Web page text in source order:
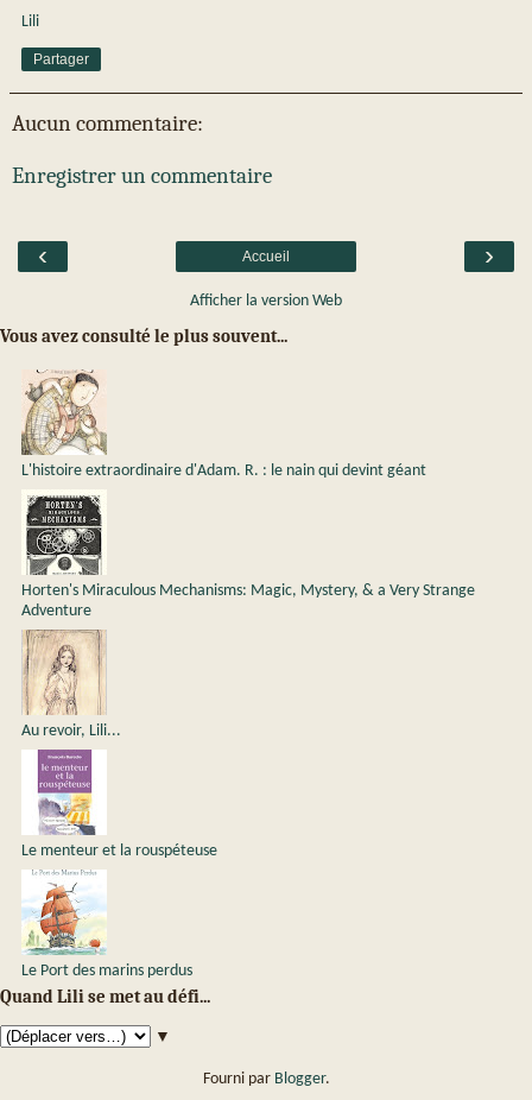
Lili
Partager
Aucun commentaire:
Enregistrer un commentaire
‹ ›
Accueil
Afficher la version Web
Vous avez consulté le plus souvent...
L'histoire extraordinaire d'Adam. R. : le nain qui devint géant
Horten's Miraculous Mechanisms: Magic, Mystery, & a Very Strange
Adventure
Au revoir, Lili...
Le menteur et la rouspéteuse
Le Port des marins perdus
Quand Lili se met au défi...
▼
Fourni par Blogger.